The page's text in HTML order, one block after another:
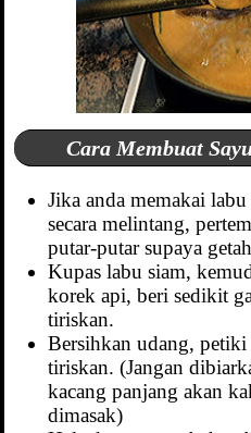
Cara Membuat
Jika anda memakai
secara melintang,
putar-putar supaya
Kupas labu siam,
korek api, beri sedikit
tiriskan.
Bersihkan udang,
tiriskan. (Jangan
kacang panjang akan
dimasak)